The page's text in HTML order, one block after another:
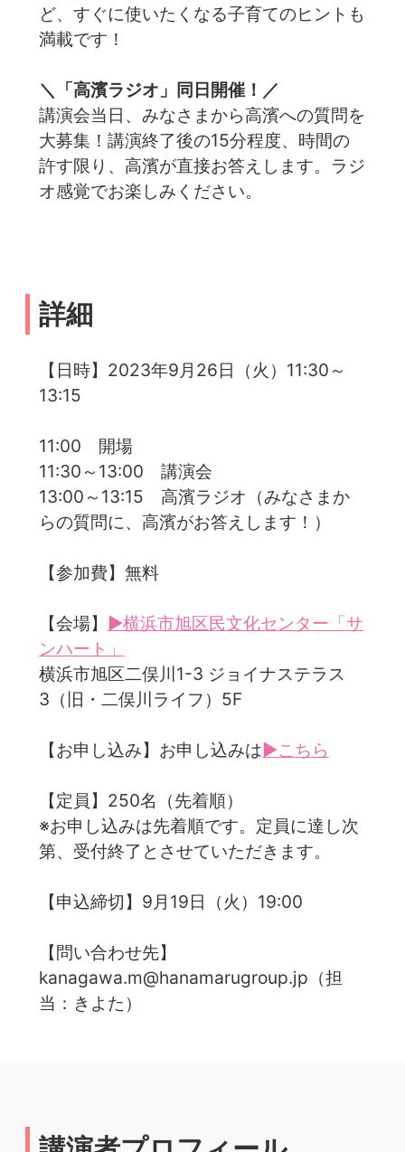
ど、すぐに使いたくなる子育てのヒントも
満載です！
＼「高濱ラジオ」同日開催！／
講演会当日、みなさまから高濱への質問を
大募集！講演終了後の15分程度、時間の
許す限り、高濱が直接お答えします。ラジ
オ感覚でお楽しみください。
詳細
【日時】2023年9月26日（火）11:30～
13:15
11:00 開場
11:30～13:00 講演会
13:00～13:15 高濱ラジオ（みなさまか
らの質問に、高濱がお答えします！）
【参加費】無料
【会場】 ▶横浜市旭区民文化センター「サ
ンハート」
横浜市旭区二俣川1-3 ジョイナステラス
3（旧・二俣川ライフ）5F
【お申し込み】お申し込みは▶こちら
【定員】250名（先着順）
※お申し込みは先着順です。定員に達し次
第、受付終了とさせていただきます。
【申込締切】9月19日（火）19:00
【問い合わせ先】
kanagawa.m@hanamarugroup.jp（担
当：きよた）